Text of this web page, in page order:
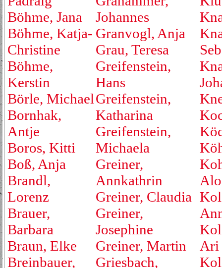
Böhme, Jana
Böhme, Katja-
Christine
Böhme,
Kerstin
Börle, Michael
Bornhak,
Antje
Boros, Kitti
Boß, Anja
Brandl,
Lorenz
Brauer,
Barbara
Braun, Elke
Breinbauer,
Johannes
Granvogl, Anja
Grau, Teresa
Greifenstein,
Hans
Greifenstein,
Katharina
Greifenstein,
Michaela
Greiner,
Annkathrin
Greiner, Claudia
Greiner,
Josephine
Greiner, Martin
Griesbach,
Ari